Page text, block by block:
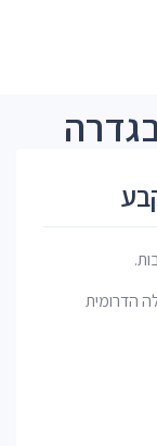
הדרומית